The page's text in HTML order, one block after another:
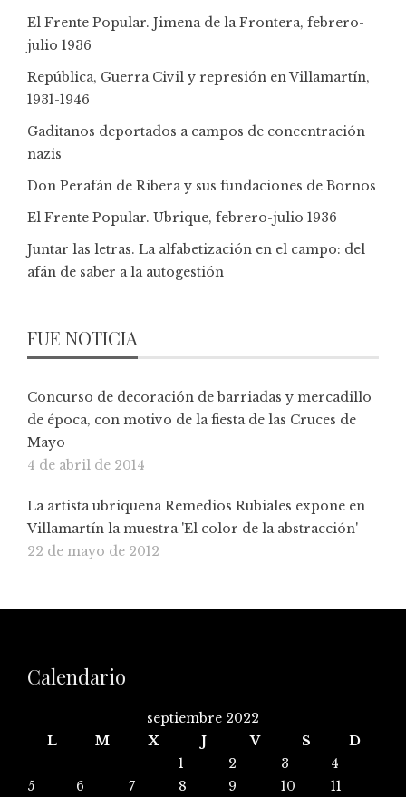
El Frente Popular. Jimena de la Frontera, febrero-
julio 1936
República, Guerra Civil y represión en Villamartín,
1931-1946
Gaditanos deportados a campos de concentración
nazis
Don Perafán de Ribera y sus fundaciones de Bornos
El Frente Popular. Ubrique, febrero-julio 1936
Juntar las letras. La alfabetización en el campo: del
afán de saber a la autogestión
FUE NOTICIA
Concurso de decoración de barriadas y mercadillo
de época, con motivo de la fiesta de las Cruces de
Mayo
4 de abril de 2014
La artista ubriqueña Remedios Rubiales expone en
Villamartín la muestra 'El color de la abstracción'
22 de mayo de 2012
Calendario
septiembre 2022
L
M X J V S
D
1
2 3
4
5
6 7 8 9 10
11